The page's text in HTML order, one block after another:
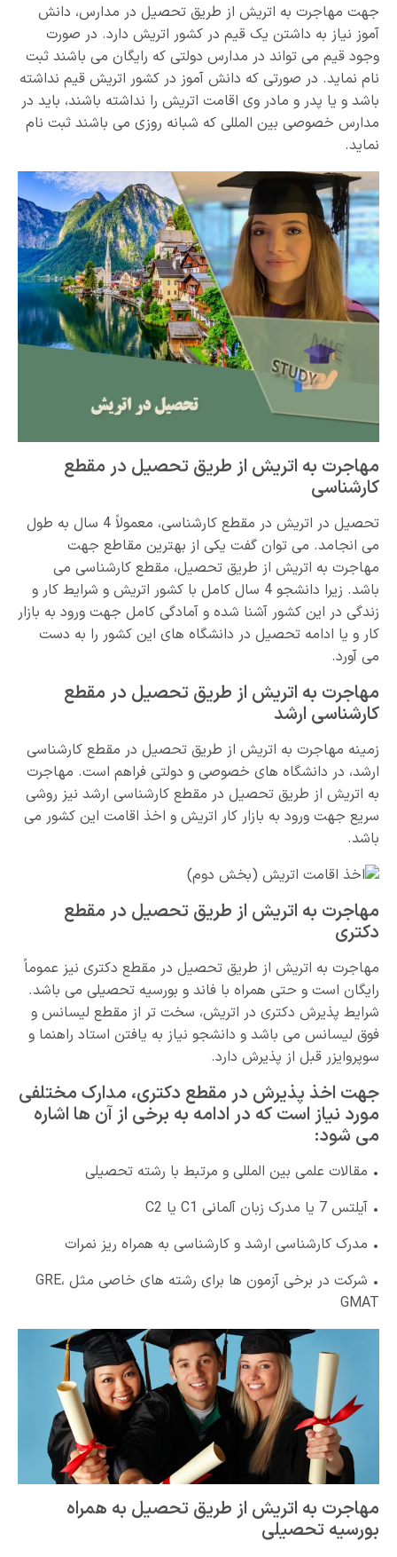
جهت مهاجرت به اتریش از طریق تحصیل در مدارس، دانش
آموز نیاز به داشتن یک قیم در کشور اتریش دارد. در صورت
وجود قیم می تواند در مدارس دولتی که رایگان می باشند ثبت
نام نماید. در صورتی که دانش آموز در کشور اتریش قیم نداشته
باشد و یا پدر و مادر وی اقامت اتریش را نداشته باشند، باید در
مدارس خصوصی بین المللی که شبانه روزی می باشند ثبت نام
نماید.
مهاجرت به اتریش از طریق تحصیل در مقطع
کارشناسی
تحصیل در اتریش در مقطع کارشناسی، معمولاً 4 سال به طول
می انجامد. می توان گفت یکی از بهترین مقاطع جهت
مهاجرت به اتریش از طریق تحصیل، مقطع کارشناسی می
باشد. زیرا دانشجو 4 سال کامل با کشور اتریش و شرایط کار و
زندگی در این کشور آشنا شده و آمادگی کامل جهت ورود به بازار
کار و یا ادامه تحصیل در دانشگاه های این کشور را به دست
می آورد.
مهاجرت به اتریش از طریق تحصیل در مقطع
کارشناسی ارشد
زمینه مهاجرت به اتریش از طریق تحصیل در مقطع کارشناسی
ارشد، در دانشگاه های خصوصی و دولتی فراهم است. مهاجرت
به اتریش از طریق تحصیل در مقطع کارشناسی ارشد نیز روشی
سریع جهت ورود به بازار کار اتریش و اخذ اقامت این کشور می
باشد.
مهاجرت به اتریش از طریق تحصیل در مقطع
دکتری
مهاجرت به اتریش از طریق تحصیل در مقطع دکتری نیز عموماً
رایگان است و حتی همراه با فاند و بورسیه تحصیلی می باشد.
شرایط پذیرش دکتری در اتریش، سخت تر از مقطع لیسانس و
فوق لیسانس می باشد و دانشجو نیاز به یافتن استاد راهنما و
سوپروایزر قبل از پذیرش دارد.
جهت اخذ پذیرش در مقطع دکتری، مدارک مختلفی
مورد نیاز است که در ادامه به برخی از آن ها اشاره
می شود:
• مقالات علمی بین المللی و مرتبط با رشته تحصیلی
• آیلتس 7 یا مدرک زبان آلمانی C1 یا C2
• مدرک کارشناسی ارشد و کارشناسی به همراه ریز نمرات
• شرکت در برخی آزمون ها برای رشته های خاصی مثل GRE،
GMAT
مهاجرت به اتریش از طریق تحصیل به همراه
بورسیه تحصیلی